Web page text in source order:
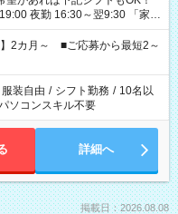
夜勤 16:30～翌9:30 「家族
って夕飯の準備がしたい」
など、ご希望を教えてください
。 合計で週40時間を超える場
】2カ月～ ■ご応募から最短2～
服装自由 / シフト勤務 / 10名以
ソコンスキル不要
詳細へ
掲載日：2026.08.08